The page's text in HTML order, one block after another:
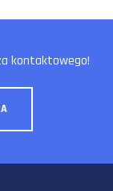
kontaktowego!